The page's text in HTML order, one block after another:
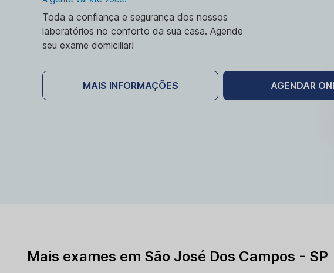
Toda a confiança e segurança dos nossos
laboratórios no conforto da sua casa. Agende
seu exame domiciliar!
MAIS INFORMAÇÕES AGENDAR
Mais exames em São José Dos Campos - SP